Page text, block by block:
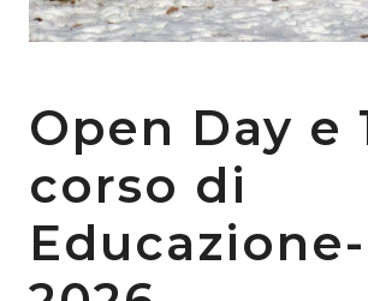
Open Day e
corso di